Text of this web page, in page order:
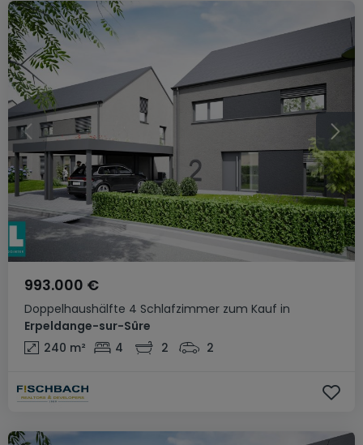
Doppelhaushälfte 4 Schlafzimmer zum Kauf in
Erpeldange-sur-Sûre
993.000 €
240 m² 4 2 2